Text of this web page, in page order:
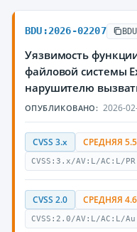
BDU:2026-02207
Уязвимость
файловой системы
нарушителю
ОПУБЛИКОВАНО: 2026-
CVSS 3.x СРЕДНЯЯ 5.5
CVSS:3.x/AV:L/AC:L/
CVSS 2.0 СРЕДНЯЯ 4.6
CVSS:2.0/AV:L/AC:L/